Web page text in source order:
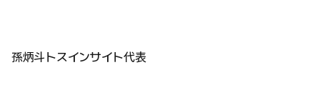
孫炳斗トスインサイト代表